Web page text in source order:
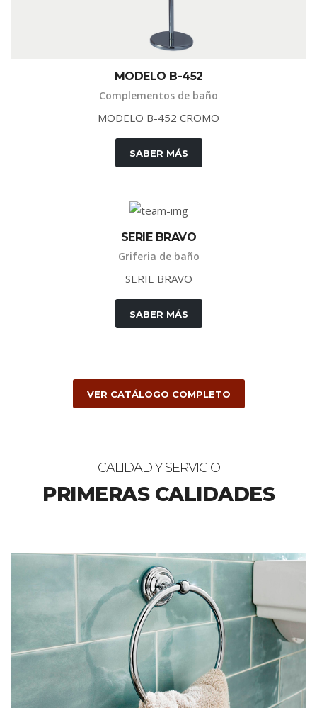
MODELO B-452
Complementos de baño
MODELO B-452 CROMO
SABER MÁS
SERIE BRAVO
Griferia de baño
SERIE BRAVO
SABER MÁS
VER CATÁLOGO COMPLETO
CALIDAD Y SERVICIO
PRIMERAS CALIDADES